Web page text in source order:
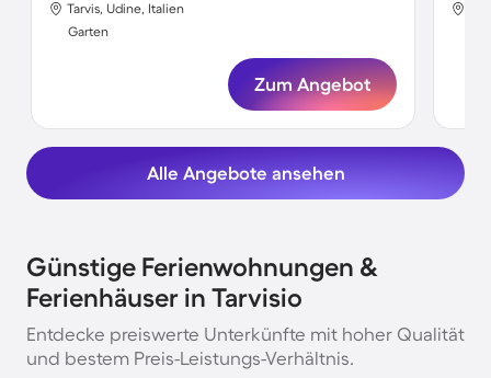
Tarvis, Udine, Italien
Garten
Zum Angebot
Alle Angebote ansehen
Günstige Ferienwohnungen &
Ferienhäuser in Tarvisio
Entdecke preiswerte Unterkünfte mit hoher Qualität
und bestem Preis-Leistungs-Verhältnis.